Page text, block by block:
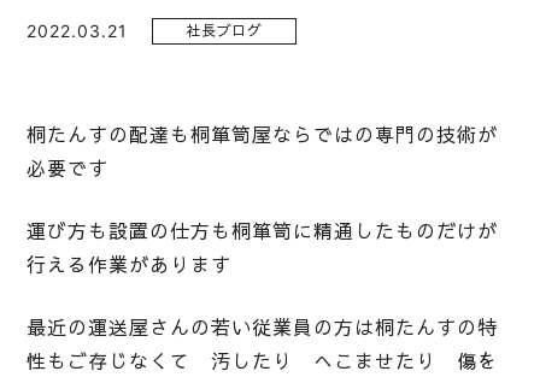
2022.03.21 社長ブログ
桐たんすの配達も桐箪笥屋ならではの専門の技術が
必要です
運び方も設置の仕方も桐箪笥に精通したものだけが
行える作業があります
最近の運送屋さんの若い従業員の方は桐たんすの特
性もご存じなくて 汚したり へこませたり 傷を